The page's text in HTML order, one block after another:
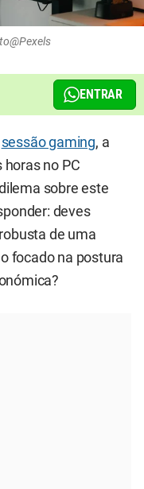
ENTRAR
sessão gaming, a
no PC
sobre este
deves
de uma
focado na postura